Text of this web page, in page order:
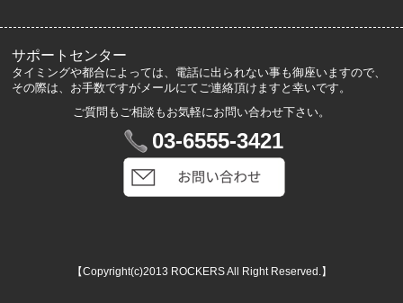
サポートセンター
タイミングや都合によっては、電話に出られない事も御座いますので、
その際は、お手数ですがメールにてご連絡頂けますと幸いです。
ご質問もご相談もお気軽にお問い合わせ下さい。
03-6555-3421
【Copyright(c)2013 ROCKERS All Right Reserved.】